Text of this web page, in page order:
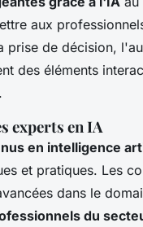
aux
prise de décision,
des éléments
experts en IA
en intelligence
et pratiques. Les
dans le
du